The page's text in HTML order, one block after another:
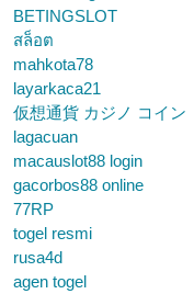
BETINGSLOT
สล็อต
mahkota78
layarkaca21
仮想通貨 カジノ コイン
lagacuan
macauslot88 login
gacorbos88 online
77RP
togel resmi
rusa4d
agen togel